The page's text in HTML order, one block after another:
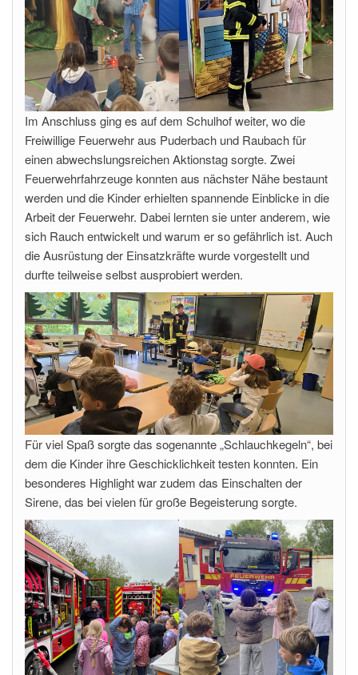
Im Anschluss ging es auf dem Schulhof weiter, wo die
Freiwillige Feuerwehr aus Puderbach und Raubach für
einen abwechslungsreichen Aktionstag sorgte. Zwei
Feuerwehrfahrzeuge konnten aus nächster Nähe bestaunt
werden und die Kinder erhielten spannende Einblicke in die
Arbeit der Feuerwehr. Dabei lernten sie unter anderem, wie
sich Rauch entwickelt und warum er so gefährlich ist. Auch
die Ausrüstung der Einsatzkräfte wurde vorgestellt und
durfte teilweise selbst ausprobiert werden.
Für viel Spaß sorgte das sogenannte „Schlauchkegeln“, bei
dem die Kinder ihre Geschicklichkeit testen konnten. Ein
besonderes Highlight war zudem das Einschalten der
Sirene, das bei vielen für große Begeisterung sorgte.